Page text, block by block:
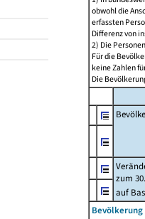
obwohl die
erfassten
Differenz von
2) Die
Für die
keine Zahlen
Die
zum
auf
Bevölkerung